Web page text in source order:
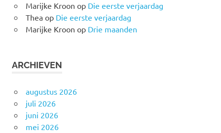
Marijke Kroon op Die eerste verjaardag
Theaop Die eerste verjaardag
Marijke Kroon op Drie maanden
ARCHIEVEN
augustus 2026
juli 2026
juni 2026
mei 2026